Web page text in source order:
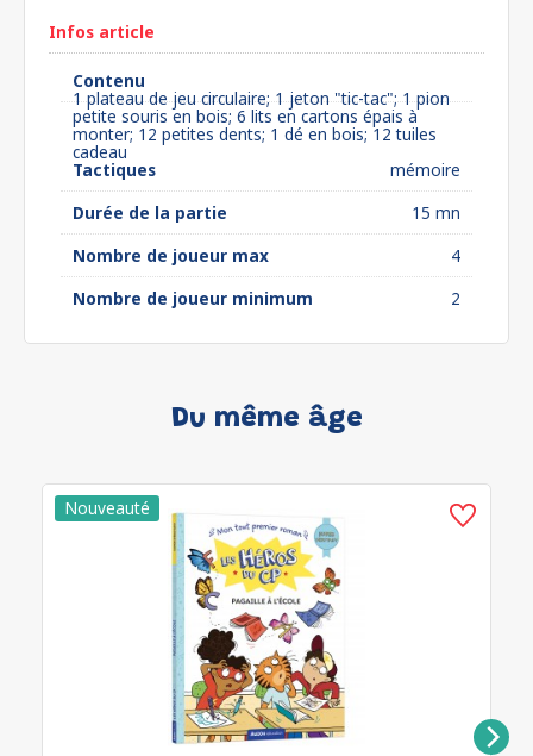
Infos article
Contenu
1 plateau de jeu circulaire; 1 jeton "tic-tac"; 1 pion
petite souris en bois; 6 lits en cartons épais à
monter; 12 petites dents; 1 dé en bois; 12 tuiles
cadeau
Tactiques
mémoire
Durée de la partie
15 mn
Nombre de joueur max
4
Nombre de joueur minimum
2
Du même âge